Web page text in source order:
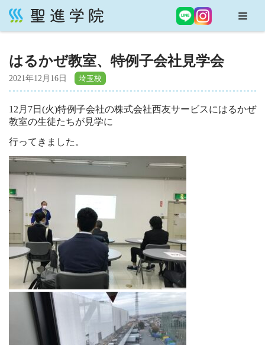
コ
テ
ン
ツ
へ
ス
ッ
プ
はるかぜ教室、特例子会社見学会
2021年12月16日
12月7日(火)特例子会社の株式会社西友サービスにはるかぜ
教室の生徒たちが見学に
行ってきました。